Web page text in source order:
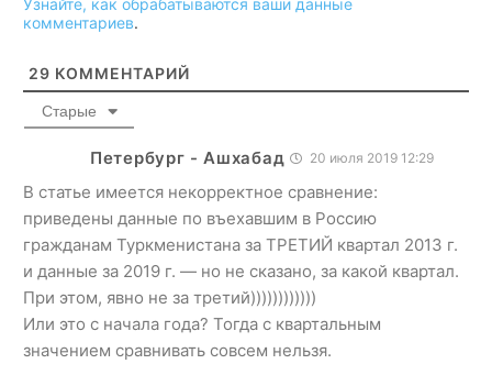
комментариев.
29 КОММЕНТАРИЙ
Старые
Петербург - Ашхабад 20 июля 2019 12:29
В статье имеется некорректное сравнение:
приведены данные по въехавшим в Россию
гражданам Туркменистана за ТРЕТИЙ квартал 2013 г.
и данные за 2019 г. — но не сказано, за какой квартал.
При этом, явно не за третий))))))))))))
Или это с начала года? Тогда с квартальным
значением сравнивать совсем нельзя.